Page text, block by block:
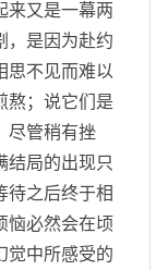
来又是一幕两
，是因为赴约
思不见而难以
熬；说它们是
尽管稍有挫
结局的出现只
待之后终于相
恼必然会在顷
觉中所感受的